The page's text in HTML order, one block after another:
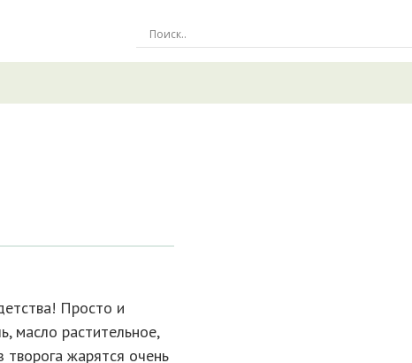
Просто и
масло растительное,
жарятся очень